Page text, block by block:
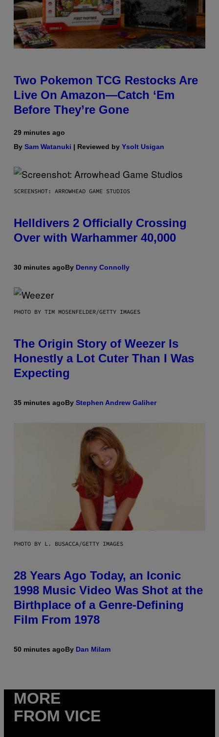
Two Pokemon TCG Restocks Are
Live On Amazon—Catch ‘Em
Before They’re Gone
29 minutes ago
By Sam Watanuki | Reviewed by Ysolt Usigan
SCREENSHOT: ARROWHEAD GAME STUDIOS
Helldivers 2 Officially Crossing
Over with Warhammer 40,000
30 minutes agoBy Denny Connolly
PHOTO BY TIM MOSENFELDER/GETTY IMAGES
The Origin Story of Weezer Is
Honestly a Lot Cuter Than I Was
Expecting
35 minutes agoBy Stephen Andrew Galiher
PHOTO BY L. BUSACCA/GETTY IMAGES
28 Years Ago Today, an Iconic
1998 Music Video Was Shot at the
Birthplace of a Genre-Defining
Film From 1978
50 minutes agoBy Dan Milam
MORE
FROM VICE